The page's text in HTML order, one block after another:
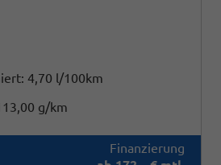
4,70 l/100km
g/km